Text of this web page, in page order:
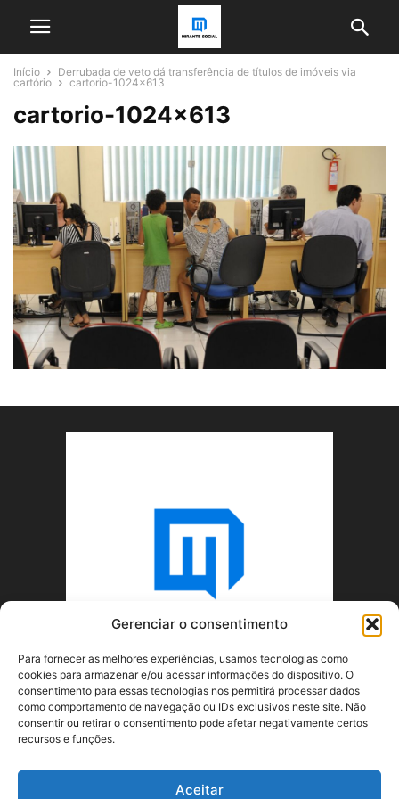
Gerenciar o consentimento
Para fornecer as melhores experiências, usamos tecnologias como
cookies para armazenar e/ou acessar informações do dispositivo. O
consentimento para essas tecnologias nos permitirá processar dados
como comportamento de navegação ou IDs exclusivos neste site. Não
consentir ou retirar o consentimento pode afetar negativamente certos
recursos e funções.
Aceitar
Início
Derrubada de veto dá transferência de títulos de imóveis via
cartório
cartorio-1024x613
cartorio-1024×613